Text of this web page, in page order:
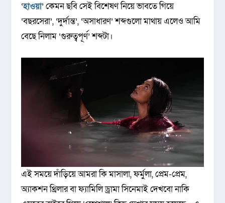
‘হাওয়া’ কেমন ছবি সেই বিশেষণ নিয়ে ভাবতে গিয়ে
‘বছরসেরা’, ‘দুর্দান্ত’, ‘অসাধারণ’ শব্দগুলো মাথায় এলেও আমি
বেছে নিলাম ‘গুরুত্বপূর্ণ’ শব্দটা।
এই সময়ে দাঁড়িয়ে আমরা কি মাসালা, ফর্মুলা, প্রেম-প্রেম,
অ্যাকশন থ্রিলার বা ফ্যামিলি ড্রামা সিনেমাই দেখবো নাকি